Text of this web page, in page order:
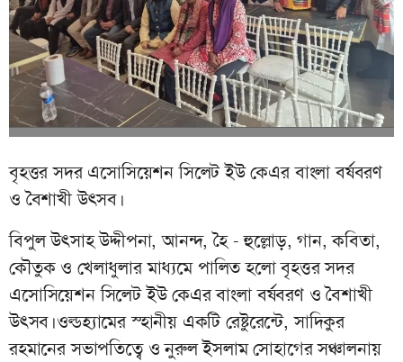
বৃহত্তর সদর এসোসিয়েশন সিলেট ইউ কেএর বাংলা বর্ষবরণ
ও বৈশাখী উৎসব।
বিপুল উৎসাহ উদ্দীপনা, আনন্দ, হৈ - হুল্লোড়, গান, কবিতা,
কৌতুক ও খেলাধুলার মাধ্যমে পালিত হলো বৃহত্তর সদর
এসোসিয়েশন সিলেট ইউ কেএর বাংলা বর্ষবরণ ও বৈশাখী
উৎসব।ওল্ডহ্যামের স্হানীয় একটি রেষ্টুরেন্টে, সাদিকুর
রহমানের সভাপতিত্বে ও নুরুল ইসলাম সোহাগের সঞ্চালনায়